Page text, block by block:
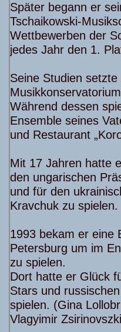
Später begann er
Tschaikowski-
Wettbewerben der
jedes Jahr den 1.
Seine Studien
Während dessen
Ensemble seines
und Restaurant
Mit 17 Jahren hatte
den ungarischen
und für den
Kravchuk zu spielen.
1993 bekam er eine
Petersburg um im
zu spielen.
Dort hatte er Glück
Stars und
spielen. (Gina
Vlagyimir